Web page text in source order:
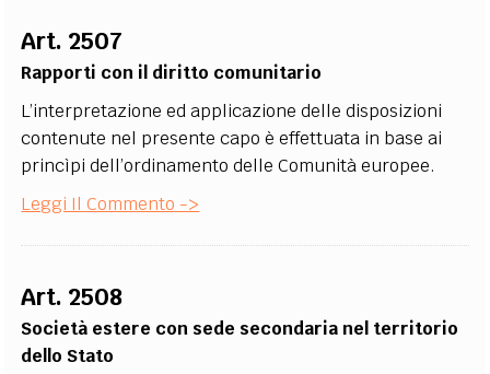
RUBRICHE LIBRI PROCEEDINGS PUBBLICITÀ
SOCIAL MEDIA
Art. 2507
Rapporti con il diritto comunitario
L’interpretazione ed applicazione delle disposizioni
contenute nel presente capo è effettuata in base ai
princìpi dell’ordinamento delle Comunità europee.
Leggi Il Commento ->
Art. 2508
Società estere con sede secondaria nel territorio
dello Stato